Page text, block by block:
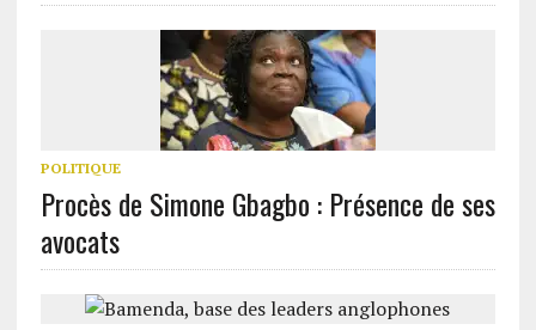
POLITIQUE
Procès de Simone Gbagbo : Présence de ses
avocats